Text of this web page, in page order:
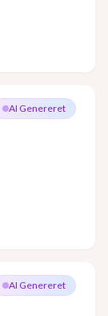
AI Genereret
AI Genereret